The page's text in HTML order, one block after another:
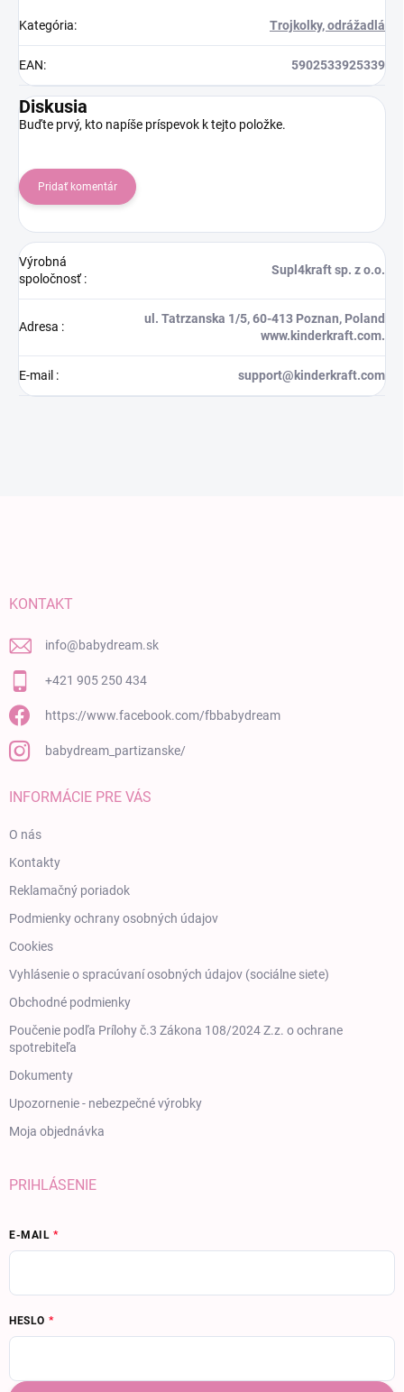
Kategória: Trojkolky, odrážadlá
EAN: 5902533925339
Diskusia
Buďte prvý, kto napíše príspevok k tejto položke.
Pridať komentár
Výrobná
spoločnosť:
Supl4kraft sp. z o.o.
Adresa :
ul. Tatrzanska 1/5, 60-413 Poznan, Poland
www.kinderkraft.com.
E-mail : support@kinderkraft.com
KONTAKT
info@babydream.sk
+421 905 250 434
https://www.facebook.com/fbbabydream
babydream_partizanske/
INFORMÁCIE PRE VÁS
O nás
Kontakty
Reklamačný poriadok
Podmienky ochrany osobných údajov
Cookies
Vyhlásenie o spracúvaní osobných údajov (sociálne siete)
Obchodné podmienky
Poučenie podľa Prílohy č.3 Zákona 108/2024 Z.z. o ochrane
spotrebiteľa
Dokumenty
Upozornenie - nebezpečné výrobky
Moja objednávka
PRIHLÁSENIE
E-MAIL
HESLO